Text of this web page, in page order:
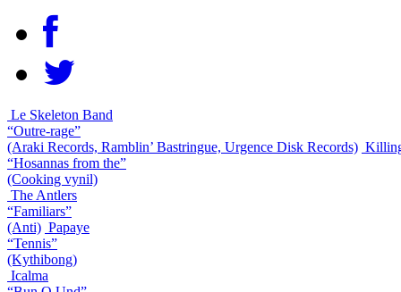
Le Skeleton Band
“Outre-rage”
(Araki Records, Ramblin’ Bastringue, Urgence Disk Records)
“Hosannas from the”
(Cooking vynil)
The Antlers
“Familiars”
(Anti) Papaye
“Tennis”
(Kythibong)
Icalma